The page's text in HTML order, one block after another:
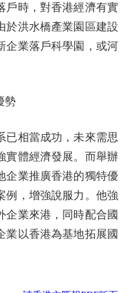
戶時，對香港經濟有實
於洪水橋產業園區建設
企業落戶科學園，或河
勢
相當成功，未來需思
實體經濟發展。而舉辦
企業推廣香港的獨特優
例，增強說服力。他強
企業來港，同時配合國
業以香港為基地拓展國